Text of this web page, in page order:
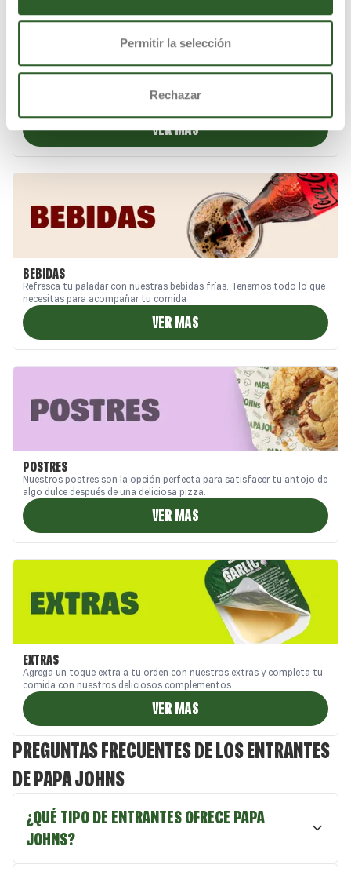
Permitir la selección
Rechazar
En Papa Johns, no creemos en las pizzas ordinarias. Aquí cada pizza
seleccionados. ¿Queso extra o una explosión de toppings? una
auténtica experiencia de sabor en cada bocado.
VER MAS
BEBIDAS
Refresca tu paladar con nuestras bebidas frías. Tenemos todo lo que
necesitas para acompañar tu comida
VER MAS
POSTRES
Nuestros postres son la opción perfecta para satisfacer tu antojo de
algo dulce después de una deliciosa pizza.
VER MAS
EXTRAS
Agrega un toque extra a tu orden con nuestros extras y completa tu
comida con nuestros deliciosos complementos
VER MAS
PREGUNTAS FRECUENTES DE LOS ENTRANTES
DE PAPA JOHNS
¿QUÉ TIPO DE ENTRANTES OFRECE PAPA
JOHNS?